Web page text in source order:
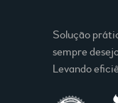
Solução
sempre
Levando